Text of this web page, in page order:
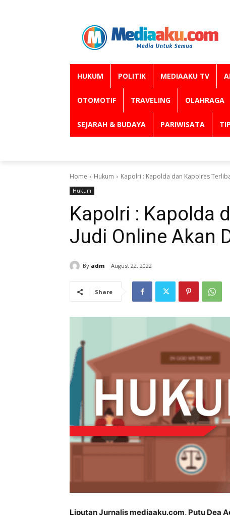
HUKUM POLITIK MEDIAAKU TV
OTOMOTIF TRAVELING OLAHRAGA
SEJARAH & BUDAYA PARIWISATA
Home Hukum Kapolri : Kapolda dan Kapolres
Hukum
Kapolri : Kapolda
Judi Online Akan
By adm August 22, 2022
Share
Liputan Jurnalis mediaaku.com, Putu Dea